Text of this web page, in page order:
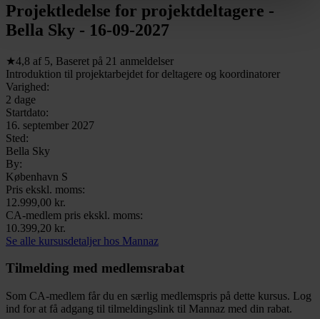
Projektledelse for projektdeltagere -
Bella Sky - 16-09-2027
★4,8 af 5, Baseret på 21 anmeldelser
Introduktion til projektarbejdet for deltagere og koordinatorer
Varighed:
2 dage
Startdato:
16. september 2027
Sted:
Bella Sky
By:
København S
Pris ekskl. moms:
12.999,00 kr.
CA-medlem pris ekskl. moms:
10.399,20 kr.
Se alle kursusdetaljer hos Mannaz
Tilmelding med medlemsrabat
Som CA-medlem får du en særlig medlemspris på dette kursus. Log
ind for at få adgang til tilmeldingslink til Mannaz med din rabat.